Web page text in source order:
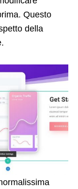
Questo
della